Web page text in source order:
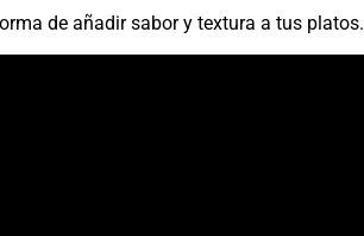
de añadir sabor y textura a tus platos.